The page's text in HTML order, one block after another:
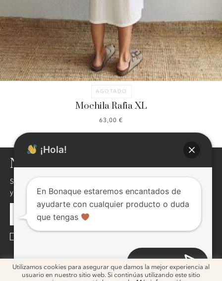
AGOTADO
Mochila Rafia XL
63,00 €
NEWSLETTER
Si quieres enterarte de nuestras novedades,descuentos,eventos
y mucho más ! inscribite, seguro te va a interesar !
ig ig
2026 © Bonaque. DiseñoMelon Blanc
Utilizamos cookies para asegurar que damos la mejor experiencia al
usuario en nuestro sitio web. Si continúas utilizando este sitio
Abrir chat
¡Hola!
En Bonaque estaremos encantados de
ayudarte con cualquier producto o duda
que tengas